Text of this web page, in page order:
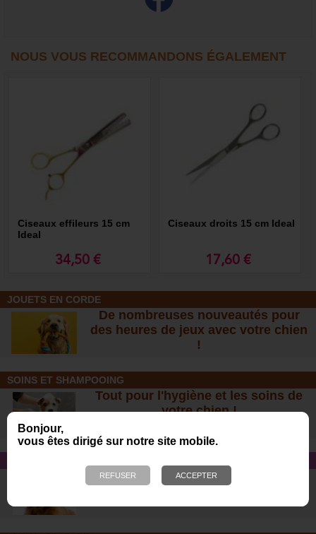
Bonjour,
vous êtes dirigé sur notre site mobile.
NOUS VOUS RECOMMANDONS ÉGALEMENT
Ciseaux effileurs 15 cm
Ideal
34,50 €
Ciseaux droits 15 cm Ideal
17,60 €
JOUETS EN CORDE
De nombreuses nouveautés pour
des heures de jeux avec votre chien
!
SOINS ET SHAMPOOING
Tout pour l'hygiène et les soins de
votre chien !
L’arthrose chez le chien :